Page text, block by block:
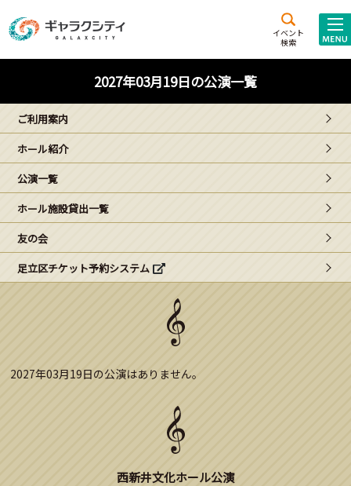
イベント
検索
施設案内
西新井
文化ホール
ギャラクシティとは
こどもみーてぃんぐ
Gがくえん
ブランドからのお知らせ
2027年03月19日の公演一覧
ご利用案内
ホール紹介
公演一覧
ホール施設貸出一覧
友の会
足立区チケット予約システム
2027年03月19日の公演はありません。
西新井文化ホール公演